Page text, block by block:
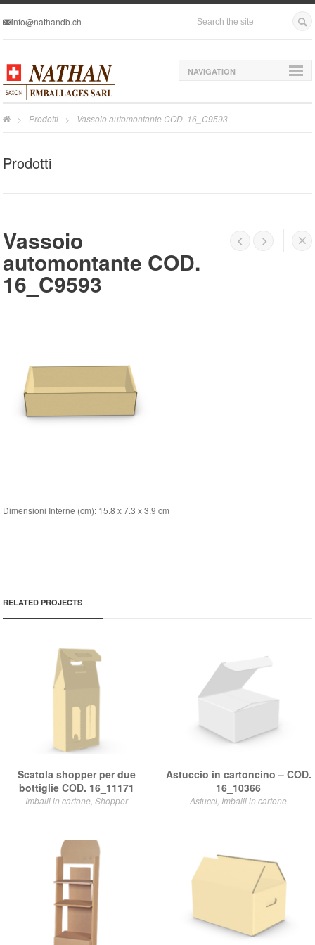
info@nathandb.ch
NAVIGATION
> Prodotti > Vassoio automontante COD. 16_C9593
Prodotti
Vassoio
automontante COD.
16_C9593
  
Dimensioni Interne (cm): 15.8 x 7.3 x 3.9 cm
RELATED PROJECTS
Scatola shopper per due
bottiglie COD. 16_11171
Imballi in cartone, Shopper
Astuccio in cartoncino – COD.
16_10366
Astucci, Imballi in cartone